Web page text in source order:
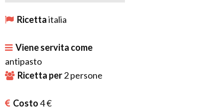
Ricettaitalia
Viene servita come
antipasto
Ricetta per2persone
Costo4 €